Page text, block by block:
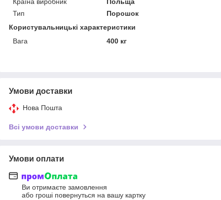
Тип
Порошок
Користувальницькі характеристики
Вага
400 кг
Умови доставки
Нова Пошта
Всі умови доставки
Умови оплати
Ви отримаєте замовлення
або гроші повернуться на вашу картку